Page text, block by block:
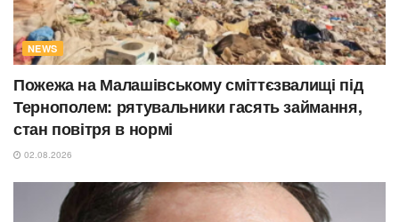
NEWS
Пожежа на Малашівському сміттєзвалищі під
Тернополем: рятувальники гасять займання,
стан повітря в нормі
02.08.2026